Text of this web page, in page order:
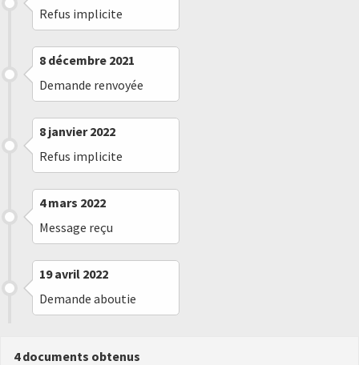
Refus implicite
8 décembre 2021
Demande renvoyée
8 janvier 2022
Refus implicite
4 mars 2022
Message reçu
19 avril 2022
Demande aboutie
4 documents obtenus